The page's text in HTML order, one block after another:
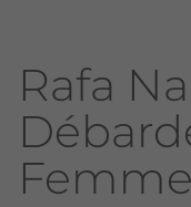
Rafa
Femme